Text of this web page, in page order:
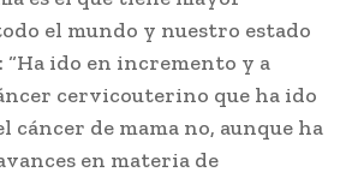
el mundo y nuestro estado
“Ha ido en incremento y a
cervicouterino que ha ido
cáncer de mama no, aunque ha
en materia de